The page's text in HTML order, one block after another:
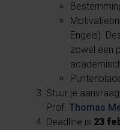
Engels).
zowel een
Stuur je
Prof.Thomas
Deadline is 23